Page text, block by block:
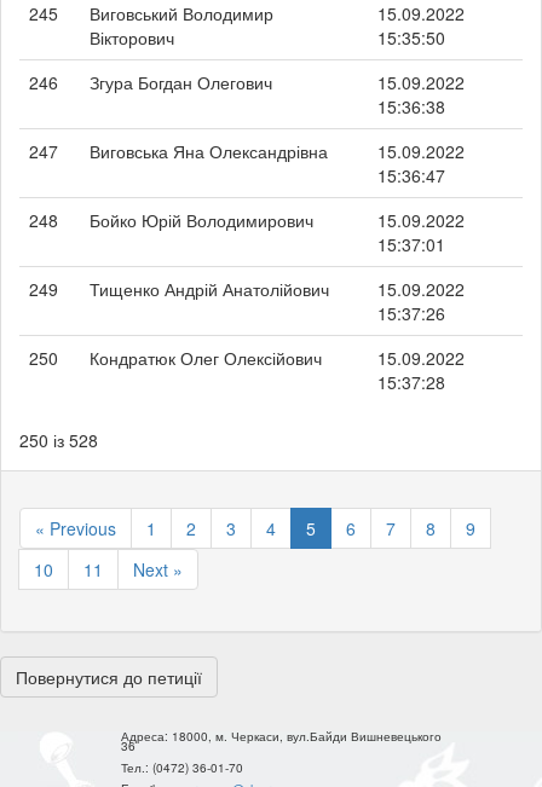
245
Виговський Володимир
Вікторович
15.09.2022
15:35:50
246
Згура Богдан Олегович
15.09.2022
15:36:38
247
Виговська Яна Олександрівна
15.09.2022
15:36:47
248
Бойко Юрій Володимирович
15.09.2022
15:37:01
249
Тищенко Андрій Анатолійович
15.09.2022
15:37:26
250
Кондратюк Олег Олексійович
15.09.2022
15:37:28
250 із 528
« Previous 1 2 3 4 5 6 7 8
9
10
11 Next »
Повернутися до петиції
Адреса: 18000, м. Черкаси, вул.Байди Вишневецького
36
Тел.: (0472) 36-01-70